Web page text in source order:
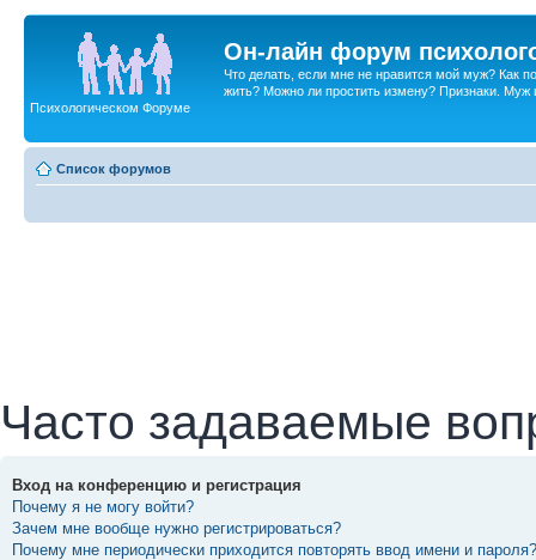
Он-лайн форум
Что делать, если мне не нравится мой муж? Как
жить? Можно ли простить измену? Признаки. Муж
Психологическом Форуме
Список форумов
Часто задаваемые
Вход на конференцию и регистрация
Почему я не могу войти?
Зачем мне вообще нужно регистрироваться?
Почему мне периодически приходится повторять ввод имени и пароля?